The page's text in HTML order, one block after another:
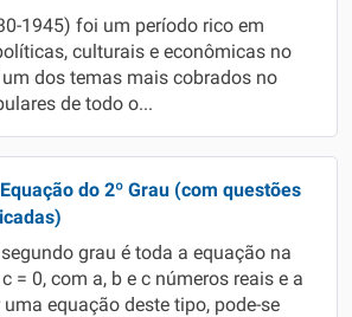
1945) foi um período rico em
culturais e econômicas no
um dos temas mais cobrados no
de todo o...
do 2º Grau (com questões
grau é toda a equação na
= 0, com a, b e c números reais e a
equação deste tipo, pode-se